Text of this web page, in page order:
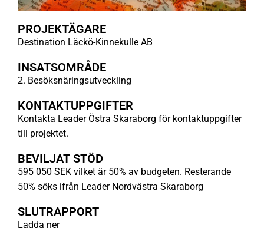
PROJEKTÄGARE
Destination Läckö-Kinnekulle AB
INSATSOMRÅDE
2. Besöksnäringsutveckling
KONTAKTUPPGIFTER
Kontakta Leader Östra Skaraborg för kontaktuppgifter
till projektet.
BEVILJAT STÖD
595 050 SEK vilket är 50% av budgeten. Resterande
50% söks ifrån Leader Nordvästra Skaraborg
SLUTRAPPORT
Ladda ner